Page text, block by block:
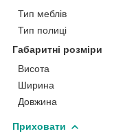
Тип меблів
Тип полиці
Габаритні розміри
Висота
Ширина
Довжина
Приховати